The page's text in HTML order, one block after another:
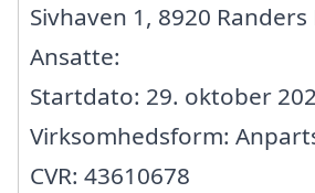
Sivhaven 1, 8920 Randers
Ansatte:
Startdato: 29. oktober
Virksomhedsform:
CVR: 43610678